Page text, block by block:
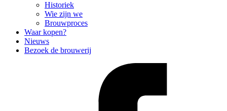
Historiek
Wie zijn we
Brouwproces
Waar kopen?
Nieuws
Bezoek de brouwerij